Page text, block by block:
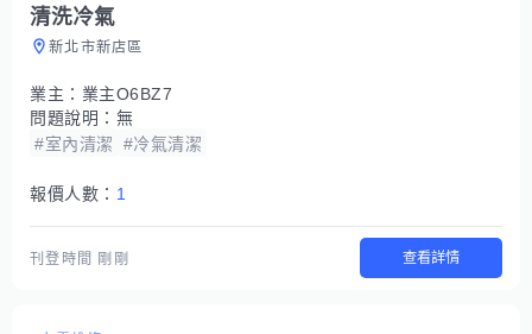
清洗冷氣
新北市新店區
業主： 業主O6BZ7
問題說明： 無
#室內清潔
#冷氣清潔
報價人數： 1
刊登時間 剛剛 查看詳情